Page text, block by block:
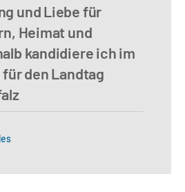
und Liebe für
Heimat und
kandidiere ich im
den Landtag